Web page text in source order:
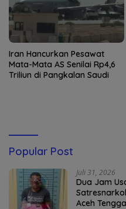
Iran Hancurkan Pesawat
Mata-Mata AS Senilai Rp4,6
Triliun di Pangkalan Saudi
Popular Post
Juli 31, 2026
Dua Jam
Aceh